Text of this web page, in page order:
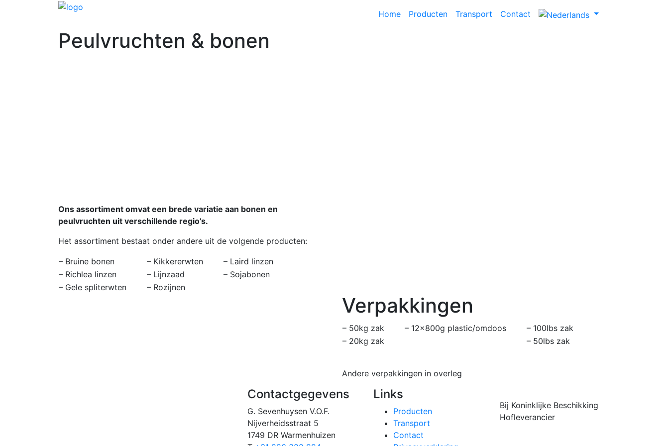
Home Producten Transport Contact
Peulvruchten & bonen
Ons assortiment omvat een brede variatie aan bonen en
peulvruchten uit verschillende regio’s.
Het assortiment bestaat onder andere uit de volgende producten:
– Bruine bonen – Kikkererwten
– Laird linzen
– Richlea linzen
– Lijnzaad
– Sojabonen
– Gele spliterwten
– Rozijnen
Verpakkingen
– 50kg zak – 12×800g plastic/omdoos
– 100lbs zak
– 20kg zak
– 50lbs zak
Andere verpakkingen in overleg
Contactgegevens
G. Sevenhuysen V.O.F.
Nijverheidsstraat 5
1749 DR Warmenhuizen
Links
Producten
Transport
Contact
Bij Koninklijke Beschikking
Hofleverancier